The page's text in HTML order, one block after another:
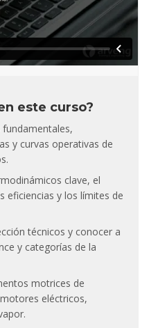
este curso?
y curvas operativas de
clave, el
eficiencias y los límites de
técnicos y conocer a
y categorías de la
motrices de
eléctricos,